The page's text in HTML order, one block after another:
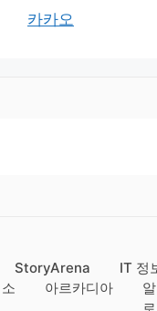
카카오
StoryArena IT 정
소
아르카디아